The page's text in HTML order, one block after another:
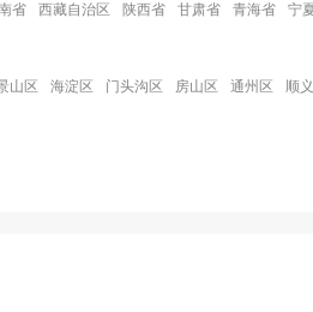
省 西藏自治区 陕西省 甘肃省 青海省 宁
山区 海淀区 门头沟区 房山区 通州区 顺